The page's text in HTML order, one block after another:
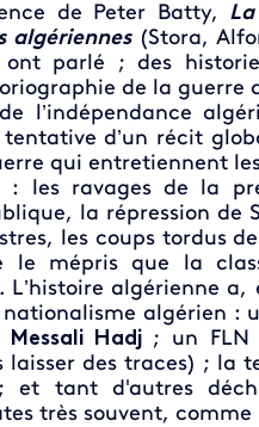
de Peter Batty,
algériennes(Stora,
parlé ; des
de la guerre
l’indépendance
d’un récit
qui entretiennent
: les ravages de la
la répression de
les coups tordus
le mépris que la
L’histoire algérienne
algérien
Messali Hadj ; un FLN
des traces) ; la
tant d'autres
très souvent, comme